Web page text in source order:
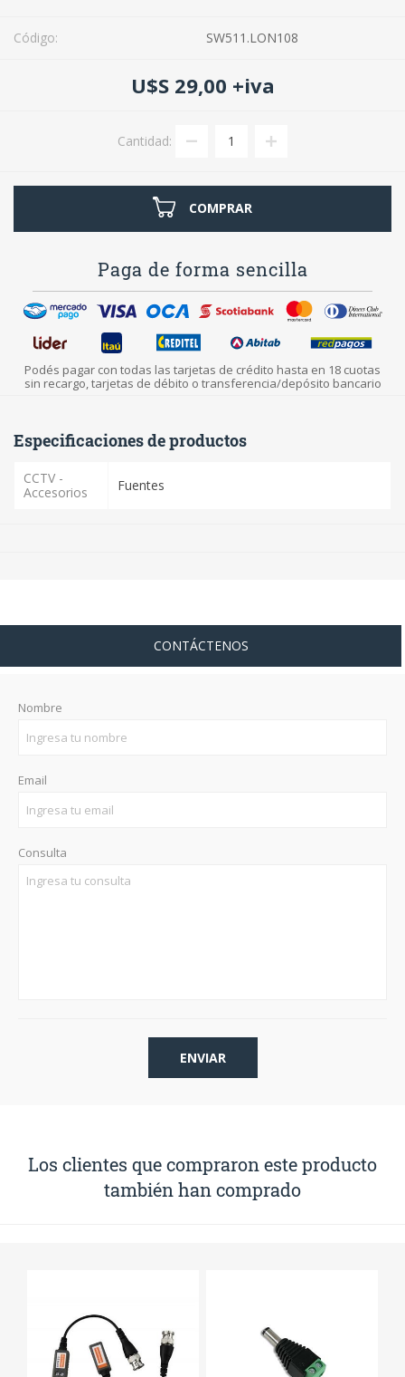
Código: SW511.LON108
U$S 29,00 +iva
Cantidad:
COMPRAR
Paga de forma sencilla
Podés pagar con todas las tarjetas de crédito hasta en 18 cuotas
sin recargo, tarjetas de débito o transferencia/depósito bancario
Especificaciones de productos
CCTV -
Accesorios
Fuentes
CONTÁCTENOS
Nombre
Email
Consulta
Los clientes que compraron este producto
también han comprado